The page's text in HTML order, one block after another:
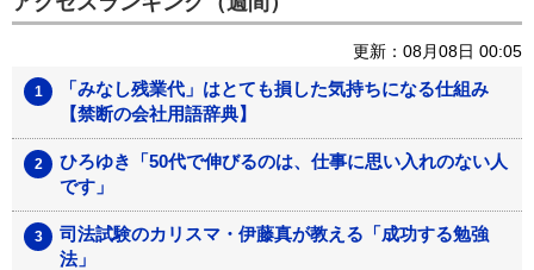
更新：08月08日 00:05
「みなし残業代」はとても損した気持ちになる仕組み
【禁断の会社用語辞典】
ひろゆき「50代で伸びるのは、仕事に思い入れのない人
です」
司法試験のカリスマ・伊藤真が教える「成功する勉強
法」